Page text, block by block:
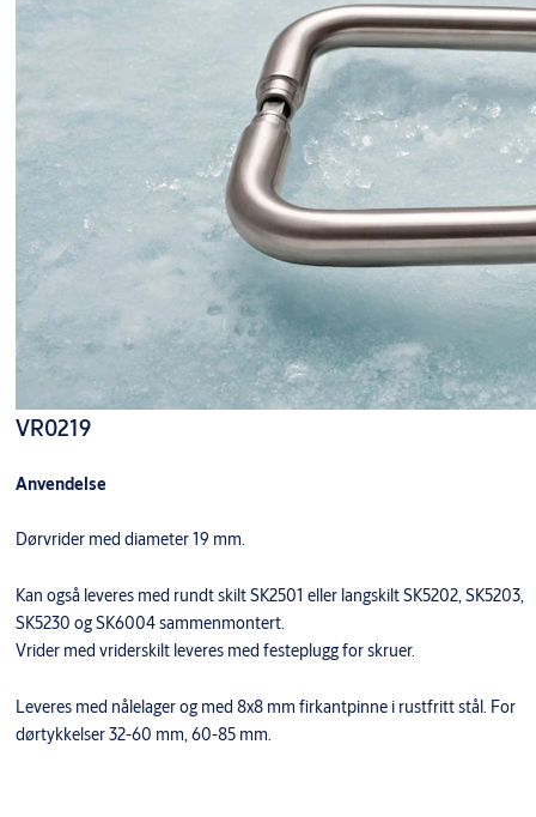
Produkt-ID
SK3003 SIGNALSKILT HC KN.SYL.LÅS (sett)951545
VR0219
Anvendelse
Dørvrider med diameter 19 mm.
Kan også leveres med rundt skilt SK2501 eller langskilt SK5202, SK5203,
SK5230 og SK6004 sammenmontert.
Vrider med vriderskilt leveres med festeplugg for skruer.
Leveres med nålelager og med 8x8 mm firkantpinne i rustfritt stål. For
dørtykkelser 32-60 mm, 60-85 mm.